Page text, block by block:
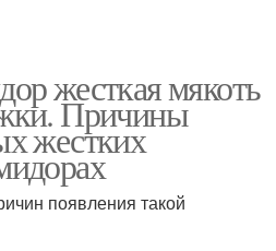
жесткая мякоть
Причины
жестких
появления такой